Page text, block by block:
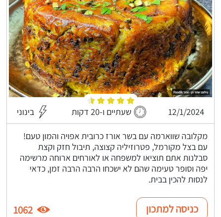
12/1/2024 שעתיים ו-20 דקות בינוני
מקלובה שווארמה עם בשר אורז כרובית אפויה והמון טעם!
עם בצל מקורמל, פטרוזיליה קצוצה, תיבול חזק וקצת
סבלנות אתם תוציאו למשפחה או לאורחים ארוחה מרשימה
יפה וסופר טעימה שהם לא ישכחו הרבה הרבה זמן, כדאי
לנסות להכין בבית.
כניסה למתכון 1062